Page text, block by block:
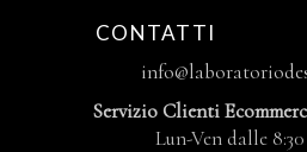
CONTATTI
Servizio Clienti
Lun-Ven dalle 8:30